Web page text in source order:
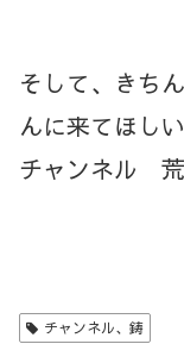
そして、きち
んに来てほしい
チャンネル
チャンネル、鋳